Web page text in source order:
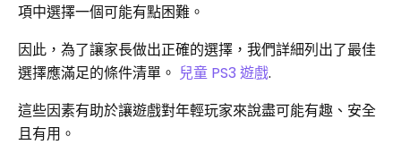
項中選擇一個可能有點困難。
因此，為了讓家長做出正確的選擇，我們詳細列出了最佳
選擇應滿足的條件清單。 兒童 PS3 遊戲.
這些因素有助於讓遊戲對年輕玩家來說盡可能有趣、安全
且有用。